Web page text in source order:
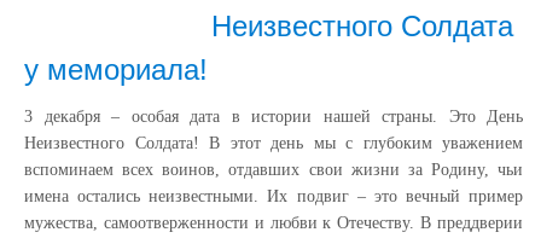
Неизвестного Солдата
у мемориала!
3 декабря – особая дата в истории нашей страны. Это День
Неизвестного Солдата! В этот день мы с глубоким уважением
вспоминаем всех воинов, отдавших свои жизни за Родину, чьи
имена остались неизвестными. Их подвиг – это вечный пример
мужества, самоотверженности и любви к Отечеству. В преддверии